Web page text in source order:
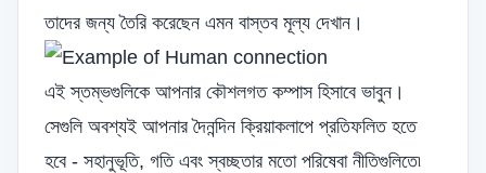
তাদের জন্য তৈরি করেছেন এমন বাস্তব মূল্য দেখান।
এই স্তম্ভগুলিকে আপনার কৌশলগত কম্পাস হিসাবে ভাবুন।
সেগুলি অবশ্যই আপনার দৈনন্দিন ক্রিয়াকলাপে প্রতিফলিত হতে
হবে - সহানুভূতি, গতি এবং স্বচ্ছতার মতো পরিষেবা নীতিগুলিতে৷